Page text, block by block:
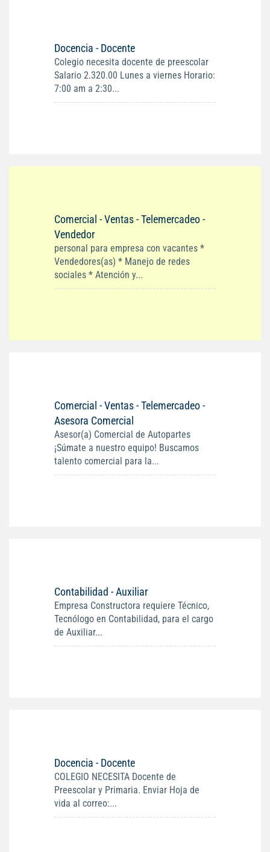
Docencia - Docente
Colegio necesita docente de preescolar
Salario 2.320.00 Lunes a viernes Horario:
7:00 am a 2:30...
Comercial - Ventas - Telemercadeo -
Vendedor
personal para empresa con vacantes *
Vendedores(as) * Manejo de redes
sociales * Atención y...
Comercial - Ventas - Telemercadeo -
Asesora Comercial
Asesor(a) Comercial de Autopartes
¡Súmate a nuestro equipo! Buscamos
talento comercial para la...
Contabilidad - Auxiliar
Empresa Constructora requiere Técnico,
Tecnólogo en Contabilidad, para el cargo
de Auxiliar...
Docencia - Docente
COLEGIO NECESITA Docente de
Preescolar y Primaria. Enviar Hoja de
vida al correo:...